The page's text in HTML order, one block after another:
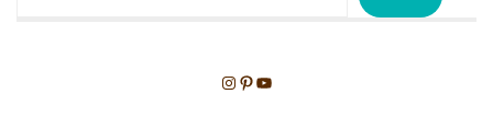
Instagram
Pinterest
Youtube